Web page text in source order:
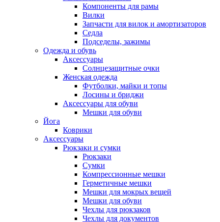
Компоненты для рамы
Вилки
Запчасти для вилок и амортизаторов
Седла
Подседелы, зажимы
Одежда и обувь
Аксессуары
Солнцезащитные очки
Женская одежда
Футболки, майки и топы
Лосины и бриджи
Аксессуары для обуви
Мешки для обуви
Йога
Коврики
Аксессуары
Рюкзаки и сумки
Рюкзаки
Сумки
Компрессионные мешки
Герметичные мешки
Мешки для мокрых вещей
Мешки для обуви
Чехлы для рюкзаков
Чехлы для документов